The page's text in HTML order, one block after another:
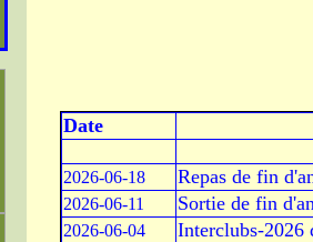
Date
2026-06-18 Repas de fin
2026-06-11 Sortie de fin
2026-06-04 Interclubs-